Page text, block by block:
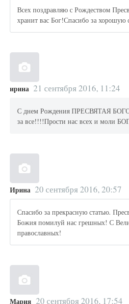
Всех поздравляю с Рождеством
хранит вас Бог!Спасибо за хорошую
ирина 21 сентября 2016, 11:24
С днем Рождения ПРЕСВЯТАЯ
за все!!!!Прости нас всех и моли
Ирина 20 сентября 2016, 20:57
Спасибо за прекрасную статью.
Божия помилуй нас грешных! С
православных!
Мария 20 сентября 2016, 17:54